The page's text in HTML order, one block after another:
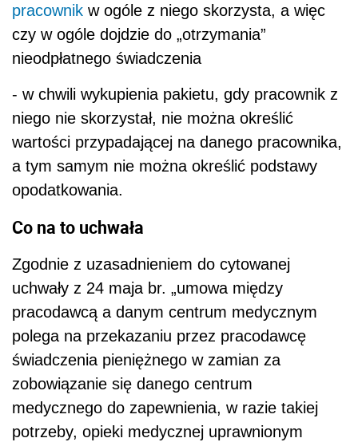
pracownik w ogóle z niego skorzysta, a więc
czy w ogóle dojdzie do „otrzymania”
nieodpłatnego świadczenia
- w chwili wykupienia pakietu, gdy pracownik z
niego nie skorzystał, nie można określić
wartości przypadającej na danego pracownika,
a tym samym nie można określić podstawy
opodatkowania.
Co na to uchwała
Zgodnie z uzasadnieniem do cytowanej
uchwały z 24 maja br. „umowa między
pracodawcą a danym centrum medycznym
polega na przekazaniu przez pracodawcę
świadczenia pieniężnego w zamian za
zobowiązanie się danego centrum
medycznego do zapewnienia, w razie takiej
potrzeby, opieki medycznej uprawnionym